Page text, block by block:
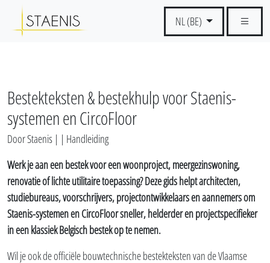
NL (BE)
Bestekteksten & bestekhulp voor Staenis-
systemen en CircoFloor
Door Staenis | | Handleiding
Werk je aan een bestek voor een woonproject, meergezinswoning,
renovatie of lichte utilitaire toepassing? Deze gids helpt architecten,
studiebureaus, voorschrijvers, projectontwikkelaars en aannemers om
Staenis-systemen en CircoFloor sneller, helderder en projectspecifieker
in een klassiek Belgisch bestek op te nemen.
Wil je ook de officiële bouwtechnische bestekteksten van de Vlaamse